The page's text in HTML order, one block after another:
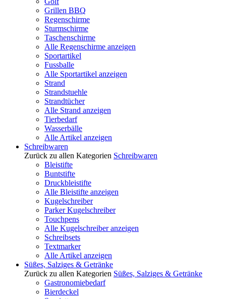
Grillen BBQ
Regenschirme
Sturmschirme
Taschenschirme
Alle Regenschirme anzeigen
Sportartikel
Fussballe
Alle Sportartikel anzeigen
Strand
Strandstuehle
Strandtücher
Alle Strand anzeigen
Tierbedarf
Wasserbälle
Alle Artikel anzeigen
Schreibwaren
Zurück zu allen Kategorien Schreibwaren
Bleistifte
Buntstifte
Druckbleistifte
Alle Bleistifte anzeigen
Kugelschreiber
Parker Kugelschreiber
Touchpens
Alle Kugelschreiber anzeigen
Schreibsets
Textmarker
Alle Artikel anzeigen
Süßes, Salziges & Getränke
Zurück zu allen Kategorien Süßes, Salziges & Getränke
Gastronomiebedarf
Bierdeckel